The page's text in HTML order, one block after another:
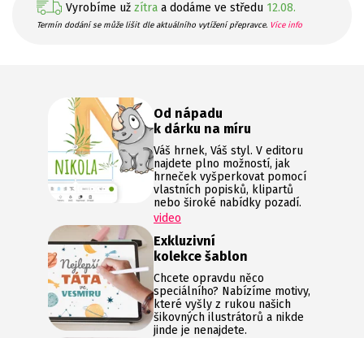
Vyrobíme už zítra a dodáme ve středu 12.08.
Termín dodání se může lišit dle aktuálního vytížení přepravce. Více info
Od nápadu
k dárku na míru
Váš hrnek, Váš styl. V editoru
najdete plno možností, jak
hrneček vyšperkovat pomocí
vlastních popisků, klipartů
nebo široké nabídky pozadí.
video
Exkluzivní
kolekce šablon
Chcete opravdu něco
speciálního? Nabízíme motivy,
které vyšly z rukou našich
šikovných ilustrátorů a nikde
jinde je nenajdete.